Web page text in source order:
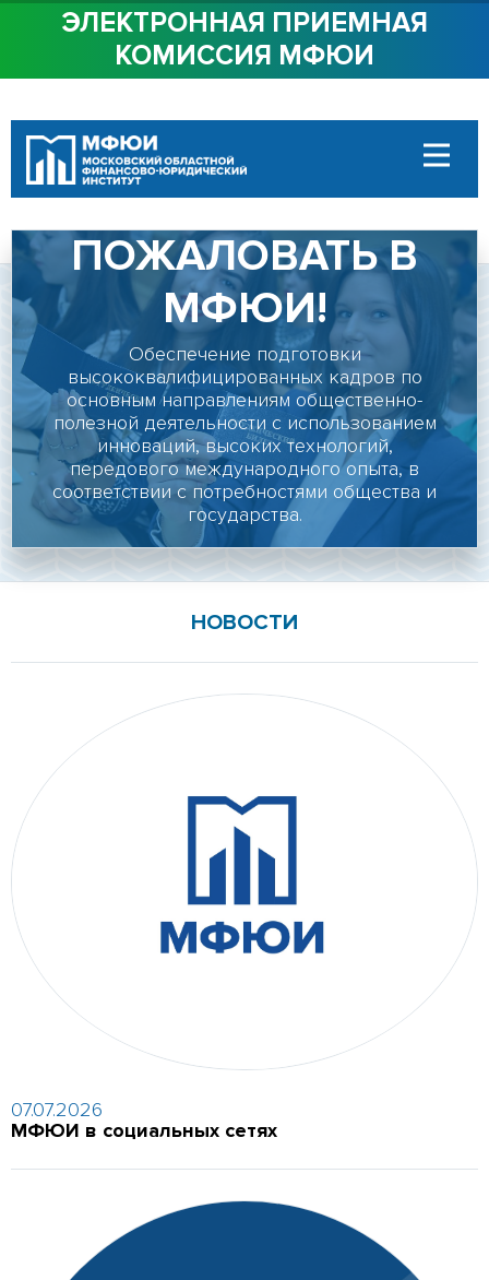
ЭЛЕКТРОННАЯ ПРИЕМНАЯ
КОМИССИЯ МФЮИ
ОБ ИНСТИТУТЕ
СТУДЕНТАМ
ДОСТУПНАЯ СРЕДА
СОТРУДНИЧЕСТВО
КОНТАКТЫ
Сведения об
образовательной
организации
Личный кабинет
Подать документы онлайн
Версия для слабовидящих
ДОБРО
ПОЖАЛОВАТЬ В
МФЮИ!
Обеспечение подготовки
высококвалифицированных кадров по
основным направлениям общественно-
полезной деятельности с использованием
инноваций, высоких технологий,
передового международного опыта, в
соответствии с потребностями общества и
государства.
НОВОСТИ
07.07.2026
МФЮИ в социальных сетях